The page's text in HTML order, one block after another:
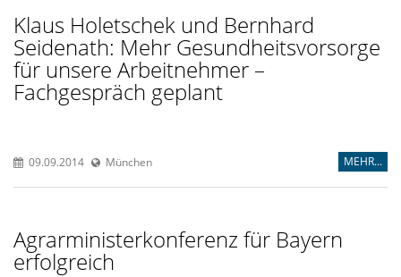
Klaus Holetschek und Bernhard
Seidenath: Mehr Gesundheitsvorsorge
für unsere Arbeitnehmer –
Fachgespräch geplant
09.09.2014 München MEHR...
Agrarministerkonferenz für Bayern
erfolgreich